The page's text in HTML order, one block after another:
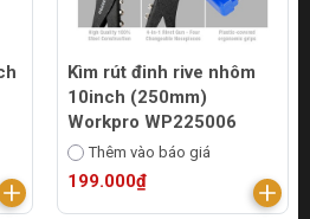
Kìm rút đinh rive nhôm
10inch (250mm)
Workpro WP225006
Thêm vào báo giá
199.000₫